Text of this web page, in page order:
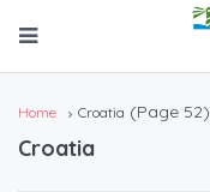
Home Croatia (Page 52)
Croatia